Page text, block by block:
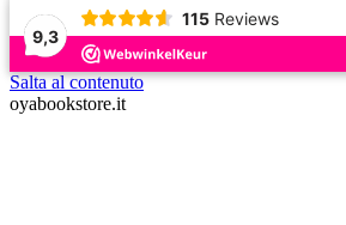
9,3
115 Reviews
Salta al contenuto
oyabookstore.it